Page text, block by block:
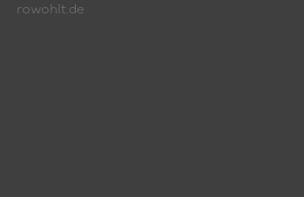
rowohlt.de